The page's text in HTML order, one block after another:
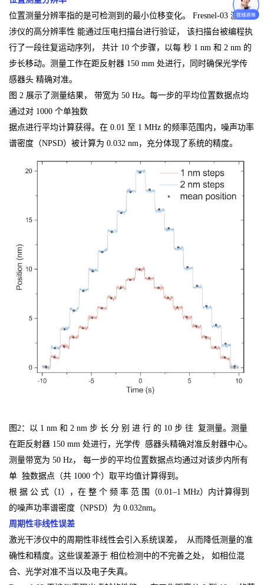
位置测量分辨率指的是可检测到的最小位移变化。 Fresnel-03 激光干
涉仪的高分辨率性 能通过压电扫描台进行验证， 该扫描台被编程执
行了一段往复运动序列， 共计 10 个步骤，以每 秒 1 nm 和 2 nm 的
步长移动。测量工作在距反射器 150 mm 处进行，同时确保光学传
感器头 精确对准。
图 2 展示了测量结果， 带宽为 50 Hz。每一步的平均位置数据点均
通过对 1000 个单独数
据点进行平均计算获得。在 0.01 至 1 MHz 的频率范围内，噪声功率
谱密度（NPSD）被计算为 0.032 nm，充分体现了系统的精度。
图2： 以 1 nm 和 2 nm 步 长 分 别 进 行 的 10 步 往 复测量。测量
在距反射器 150 mm 处进行，光学传 感器头精确对准反射器中心。
测量带宽为 50 Hz， 每一步的平均位置数据点均通过对该步内所有
单 独数据点（共 1000 个）取平均值计算得到。
根 据 公 式（1），在 整 个 频 率 范 围（0.01–1 MHz）内计算得到
的噪声功率谱密度（NPSD）为 0.032nm。
周期性非线性误差
激光干涉仪中的周期性非线性会引入系统误差， 从而降低测量的准
确性和精度。这些误差源于 相位检测中的不完善之处， 如相位混
合、光学对准不当以及电子失真。